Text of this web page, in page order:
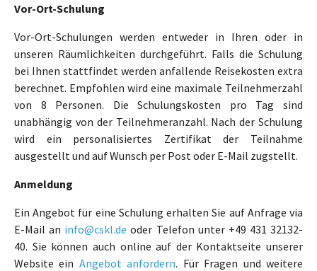
Vor-Ort-Schulung
Vor-Ort-Schulungen werden entweder in Ihren oder in
unseren Räumlichkeiten durchgeführt. Falls die Schulung
bei Ihnen stattfindet werden anfallende Reisekosten extra
berechnet. Empfohlen wird eine maximale Teilnehmerzahl
von 8 Personen. Die Schulungskosten pro Tag sind
unabhängig von der Teilnehmeranzahl. Nach der Schulung
wird ein personalisiertes Zertifikat der Teilnahme
ausgestellt und auf Wunsch per Post oder E-Mail zugstellt.
Anmeldung
Ein Angebot für eine Schulung erhalten Sie auf Anfrage via
E-Mail an info@cskl.de oder Telefon unter +49 431 32132-
40. Sie können auch online auf der Kontaktseite unserer
Website ein Angebot anfordern. Für Fragen und weitere